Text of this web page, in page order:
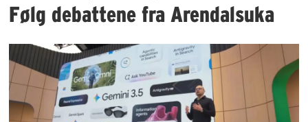
Følg debattene fra Arendalsuka